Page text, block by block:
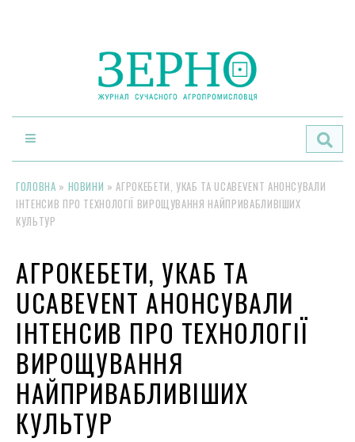
ГОЛОВНА » НОВИНИ »АГРОКЕБЕТИ, УКАБ ТА UCABEVENT АНОНСУВАЛИ
ІНТЕНСИВ ПРО ТЕХНОЛОГІЇ ВИРОЩУВАННЯ НАЙПРИВАБЛИВІШИХ
КУЛЬТУР
АГРОКЕБЕТИ, УКАБ ТА
UCABEVENT АНОНСУВАЛИ
ІНТЕНСИВ ПРО ТЕХНОЛОГІЇ
ВИРОЩУВАННЯ
НАЙПРИВАБЛИВІШИХ
КУЛЬТУР